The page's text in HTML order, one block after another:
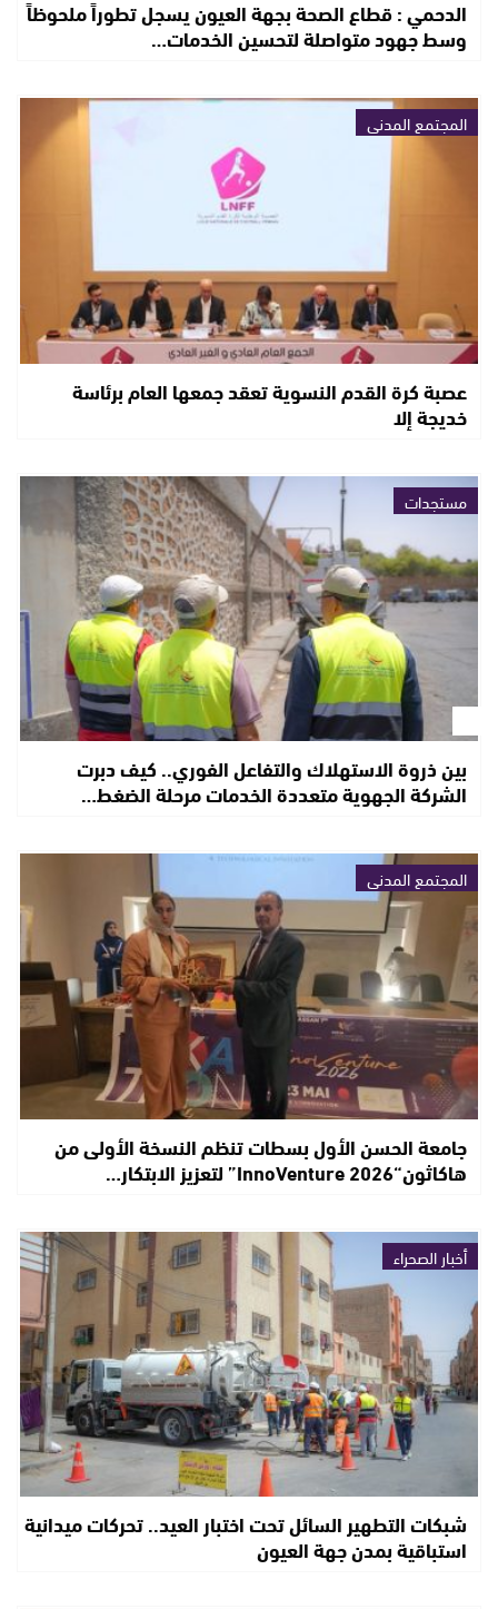
الدحمي : قطاع الصحة بجهة العيون يسجل تطوراً ملحوظاً
وسط جهود متواصلة لتحسين الخدمات…
المجتمع المدني
عصبة كرة القدم النسوية تعقد جمعها العام برئاسة
خديجة إلا
مستجدات
بين ذروة الاستهلاك والتفاعل الفوري.. كيف دبرت
الشركة الجهوية متعددة الخدمات مرحلة الضغط…
المجتمع المدني
جامعة الحسن الأول بسطات تنظم النسخة الأولى من
هاكاثون“InnoVenture 2026” لتعزيز الابتكار…
أخبار الصحراء
شبكات التطهير السائل تحت اختبار العيد.. تحركات ميدانية
استباقية بمدن جهة العيون